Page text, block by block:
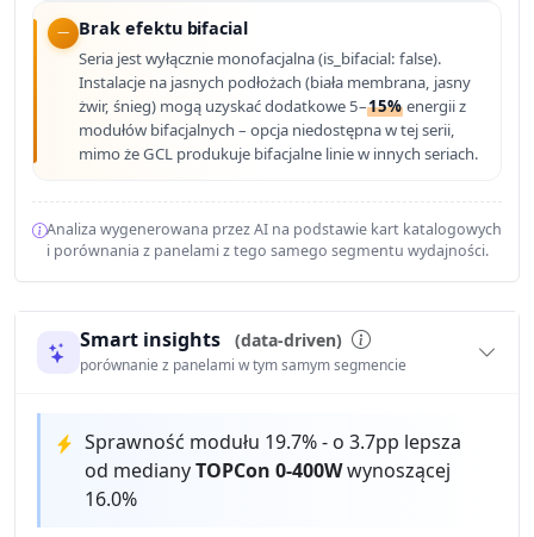
Brak efektu bifacial
Seria jest wyłącznie monofacjalna (is_bifacial: false).
Instalacje na jasnych podłożach (biała membrana, jasny
żwir, śnieg) mogą uzyskać dodatkowe 5–15% energii z
modułów bifacjalnych – opcja niedostępna w tej serii,
mimo że GCL produkuje bifacjalne linie w innych seriach.
Analiza wygenerowana przez AI na podstawie kart katalogowych
i porównania z panelami z tego samego segmentu wydajności.
Smart insights (data-driven)
porównanie z panelami w tym samym segmencie
Sprawność modułu 19.7% - o 3.7pp lepsza
od medianyTOPCon 0-400Wwynoszącej
16.0%